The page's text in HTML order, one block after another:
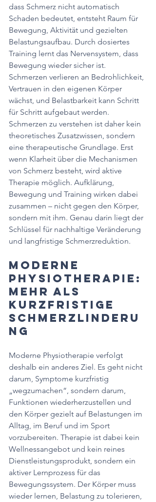
dass Schmerz nicht automatisch
Schaden bedeutet, entsteht Raum für
Bewegung, Aktivität und gezielten
Belastungsaufbau. Durch dosiertes
Training lernt das Nervensystem, dass
Bewegung wieder sicher ist.
Schmerzen verlieren an Bedrohlichkeit,
Vertrauen in den eigenen Körper
wächst, und Belastbarkeit kann Schritt
für Schritt aufgebaut werden.
Schmerzen zu verstehen ist daher kein
theoretisches Zusatzwissen, sondern
eine therapeutische Grundlage. Erst
wenn Klarheit über die Mechanismen
von Schmerz besteht, wird aktive
Therapie möglich. Aufklärung,
Bewegung und Training wirken dabei
zusammen – nicht gegen den Körper,
sondern mit ihm. Genau darin liegt der
Schlüssel für nachhaltige Veränderung
und langfristige Schmerzreduktion.
Moderne
Physiotherapie:
Mehr als
kurzfristige
Schmerzlinderu
ng
Moderne Physiotherapie verfolgt
deshalb ein anderes Ziel. Es geht nicht
darum, Symptome kurzfristig
„wegzumachen“, sondern darum,
Funktionen wiederherzustellen und
den Körper gezielt auf Belastungen im
Alltag, im Beruf und im Sport
vorzubereiten. Therapie ist dabei kein
Wellnessangebot und kein reines
Dienstleistungsprodukt, sondern ein
aktiver Lernprozess für das
Bewegungssystem. Der Körper muss
wieder lernen, Belastung zu tolerieren,